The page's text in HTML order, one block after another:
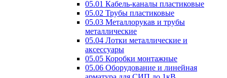
05.01 Кабель-каналы пластиковые
05.02 Трубы пластиковые
05.03 Металлорукав и трубы
металлические
05.04 Лотки металлические и
аксессуары
05.05 Коробки монтажные
05.06 Оборудование и линейная